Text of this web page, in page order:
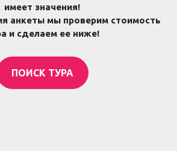
имеет значения!
анкеты мы проверим стоимость
и сделаем ее ниже!
ПОИСК ТУРА